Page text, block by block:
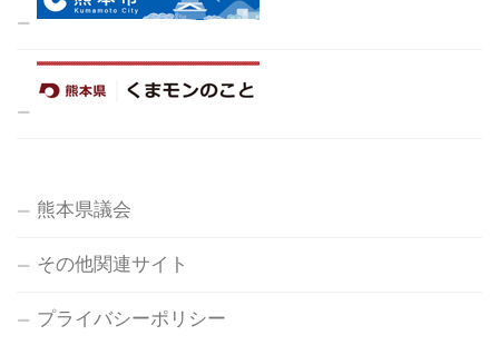
熊本県議会
その他関連サイト
プライバシーポリシー